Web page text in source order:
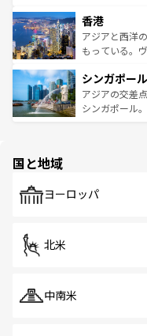
とつ。フォー
ひ現地で味わ
が旅行者を迎
参照してほしい
の活気が交差
帯で自然と触
いビーチでリ
激する。気候
が待っている
た文化、そし
香港
アジアと西洋
もっている。
み、どこを訪
ており、効率
うな絶景から
シンガポール
アジアの交差
シンガポール
で、ホーカー
国と地域
ヨーロッパ
北米
中南米